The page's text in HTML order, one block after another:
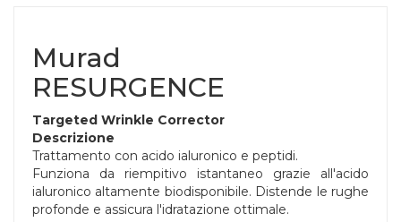
Murad
RESURGENCE
Targeted Wrinkle Corrector
Descrizione
Trattamento con acido ialuronico e peptidi.
Funziona da riempitivo istantaneo grazie all'acido
ialuronico altamente biodisponibile. Distende le rughe
profonde e assicura l'idratazione ottimale.